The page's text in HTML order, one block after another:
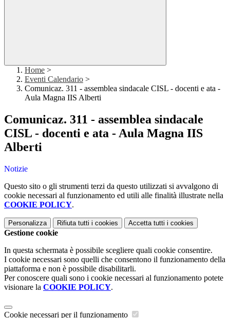
Home >
Eventi Calendario >
Comunicaz. 311 - assemblea sindacale CISL - docenti e ata -
Aula Magna IIS Alberti
Comunicaz. 311 - assemblea sindacale
CISL - docenti e ata - Aula Magna IIS
Alberti
Notizie
Questo sito o gli strumenti terzi da questo utilizzati si avvalgono di
cookie necessari al funzionamento ed utili alle finalità illustrate nella
COOKIE POLICY.
Personalizza Rifiuta tutti i cookies Accetta tutti i cookies
Gestione cookie
In questa schermata è possibile scegliere quali cookie consentire.
I cookie necessari sono quelli che consentono il funzionamento della
piattaforma e non è possibile disabilitarli.
Per conoscere quali sono i cookie necessari al funzionamento potete
visionare la COOKIE POLICY.
Cookie necessari per il funzionamento